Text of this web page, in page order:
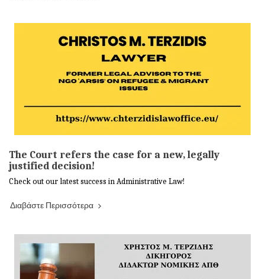
The Court refers the case for a new, legally
justified decision!
Check out our latest success in Administrative Law!
Διαβάστε Περισσότερα